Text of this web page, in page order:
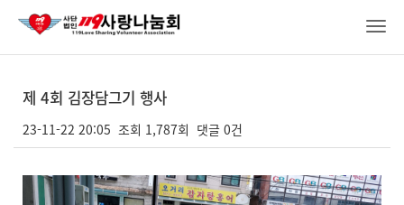
봉사단갤러리
제 4회 김장담그기 행사
23-11-22 20:05 조회 1,787회 댓글 0건